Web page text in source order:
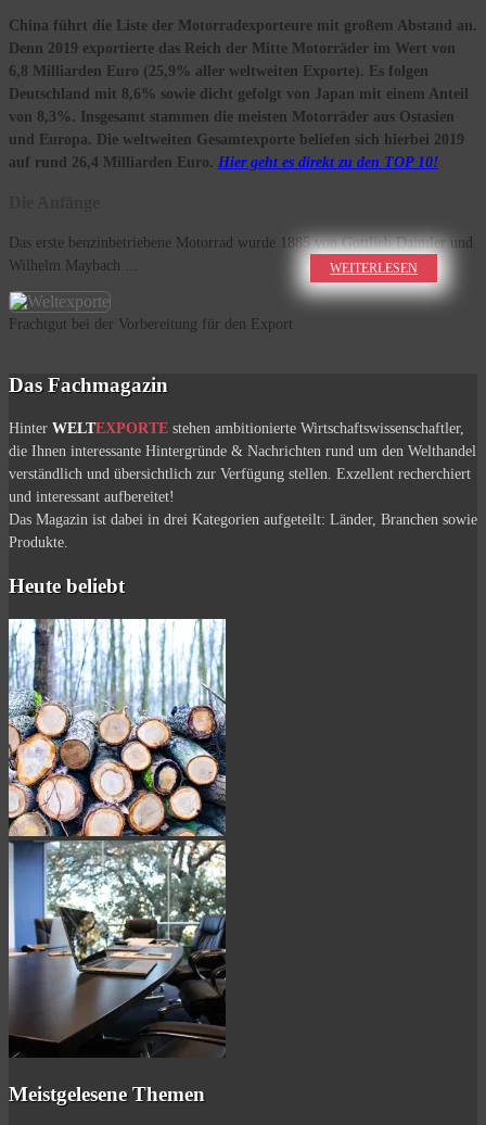
China führt die Liste der Motorradexporteure mit großem Abstand an.
Denn 2019 exportierte das Reich der Mitte Motorräder im Wert von
6,8 Milliarden Euro (25,9% aller weltweiten Exporte). Es folgen
Deutschland mit 8,6% sowie dicht gefolgt von Japan mit einem Anteil
von 8,3%. Insgesamt stammen die meisten Motorräder aus Ostasien
und Europa. Die weltweiten Gesamtexporte beliefen sich hierbei 2019
auf rund 26,4 Milliarden Euro. Hier geht es direkt zu den TOP 10!
Das erste benzinbetriebene Motorrad wurde 1885 von Gottlieb Daimler und
Wilhelm Maybach ...
WEITERLESEN
Frachtgut bei der Vorbereitung für den Export
Das Fachmagazin
Hinter WELTEXPORTE stehen ambitionierte Wirtschaftswissenschaftler,
die Ihnen interessante Hintergründe & Nachrichten rund um den Welthandel
verständlich und übersichtlich zur Verfügung stellen. Exzellent recherchiert
und interessant aufbereitet!
Das Magazin ist dabei in drei Kategorien aufgeteilt: Länder, Branchen sowie
Produkte.
Heute beliebt
Meistgelesene Themen